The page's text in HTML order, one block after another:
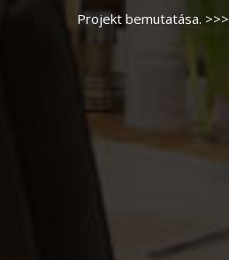
Projekt bemutatása. >>>